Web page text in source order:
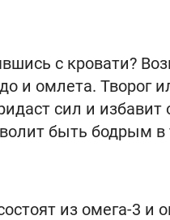
с кровати?
и омлета. Творог
сил и избавит
быть бодрым
из омега-3 и